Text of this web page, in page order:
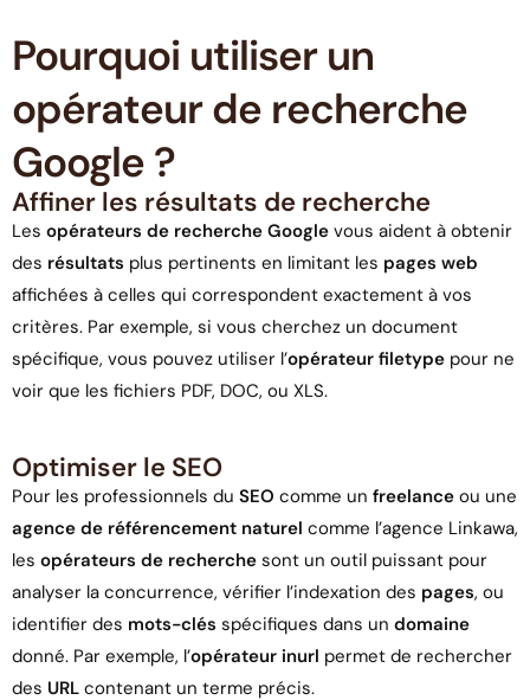
Pourquoi utiliser un
opérateur de recherche
Google ?
Affiner les résultats de recherche
Les opérateurs de recherche Google vous aident à obtenir
des résultats plus pertinents en limitant les pages web
affichées à celles qui correspondent exactement à vos
critères. Par exemple, si vous cherchez un document
spécifique, vous pouvez utiliser l’opérateur filetype pour ne
voir que les fichiers PDF, DOC, ou XLS.
Optimiser le SEO
Pour les professionnels du SEO comme un freelance ou une
agence de référencement naturel comme l’agence Linkawa,
les opérateurs de recherche sont un outil puissant pour
analyser la concurrence, vérifier l’indexation des pages, ou
identifier des mots-clés spécifiques dans un domaine
donné. Par exemple, l’opérateur inurl permet de rechercher
des URL contenant un terme précis.